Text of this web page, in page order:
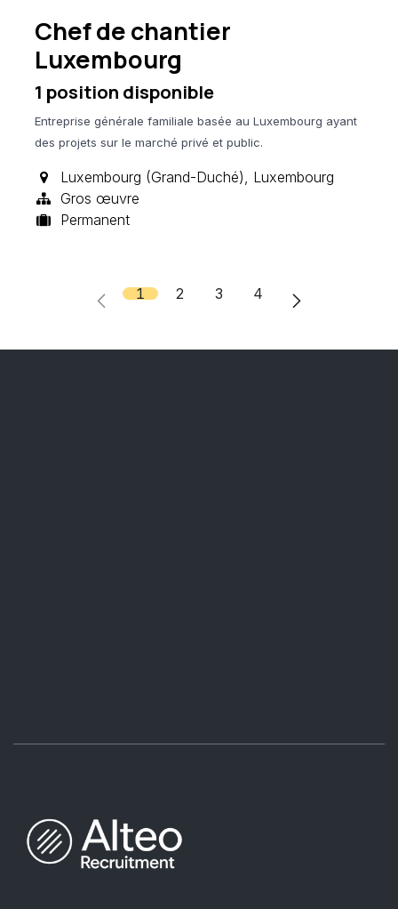
Chef de chantier
Luxembourg
1 position disponible
Entreprise générale familiale basée au Luxembourg ayant
des projets sur le marché privé et public.
Luxembourg (Grand-Duché), Luxembourg
Gros œuvre
Permanent
1 2 3 4